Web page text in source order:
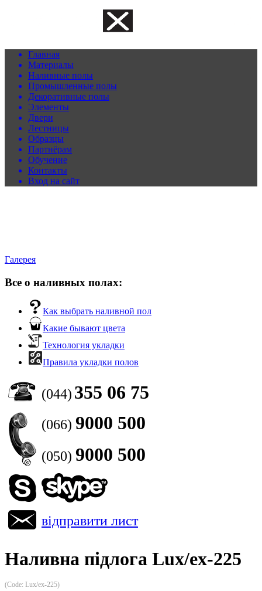
Главная
Материалы
Наливные полы
Промышленные полы
Декоративные полы
Элементы
Двери
Лестницы
Образцы
Партнёрам
Обучение
Контакты
Вход на сайт
Галерея
Все о наливных полах:
Как выбрать наливной пол
Какие бывают цвета
Технология укладки
Правила укладки полов
(044) 355 06 75
(066) 9000 500
(050) 9000 500
відправити лист
Наливна підлога Lux/ex-225
(Code: Lux/ex-225)